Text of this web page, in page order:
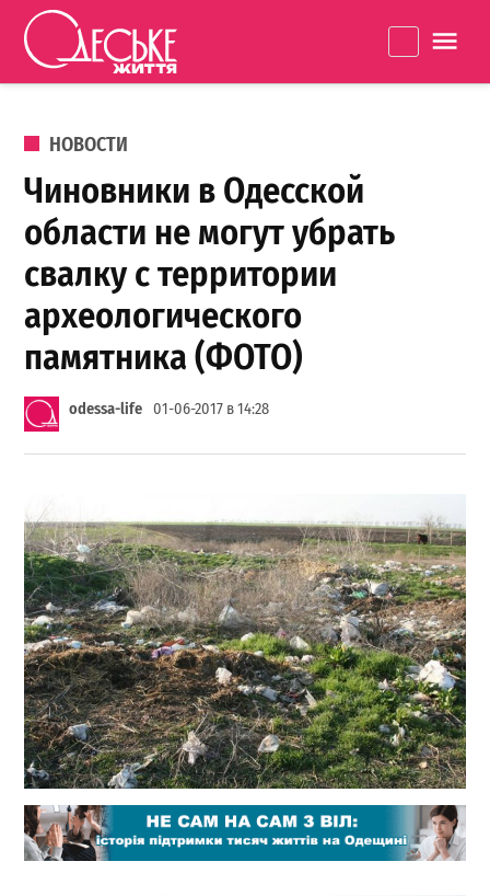
Перейти к содержанию
життя
ОПУБЛИКОВАНО В
НОВОСТИ
Чиновники в Одесской
области не могут убрать
свалку с территории
археологического
памятника (ФОТО)
odessa-life 01-06-2017 в 14:28